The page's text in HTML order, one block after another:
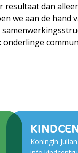
resultaat dan
we aan de hand
onderlinge
Koningin